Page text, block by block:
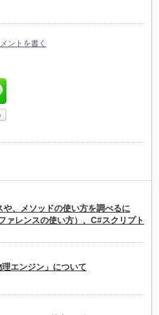
ントを書く
や、メソッドの使い方を調べるに
ァレンスの使い方）、C#スクリプト
エンジン」について